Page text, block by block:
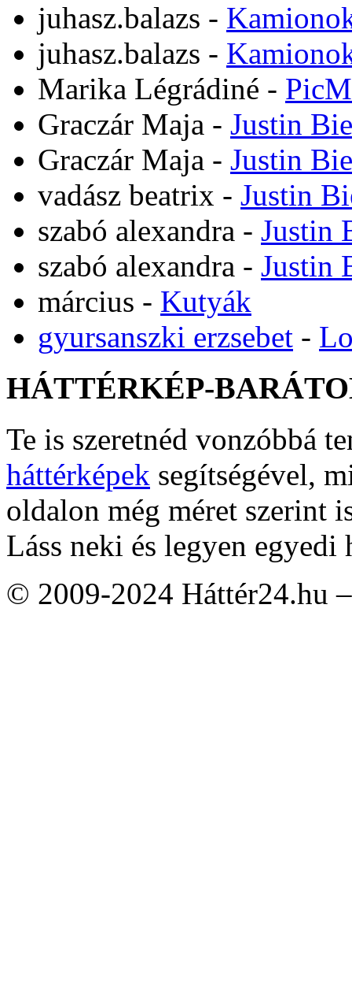
juhasz.balazs -
juhasz.balazs -
Marika Légrádiné -
Graczár Maja - Justin
Graczár Maja - Justin
vadász beatrix - Justin
szabó alexandra - Justin
szabó alexandra - Justin
március - Kutyák
gyursanszki erzsebet -
HÁTTÉRKÉP-
Te is szeretnéd vonzóbbá
háttérképek segítségével,
oldalon még méret szerint
Láss neki és legyen egyedi
© 2009-2024 Háttér24.hu